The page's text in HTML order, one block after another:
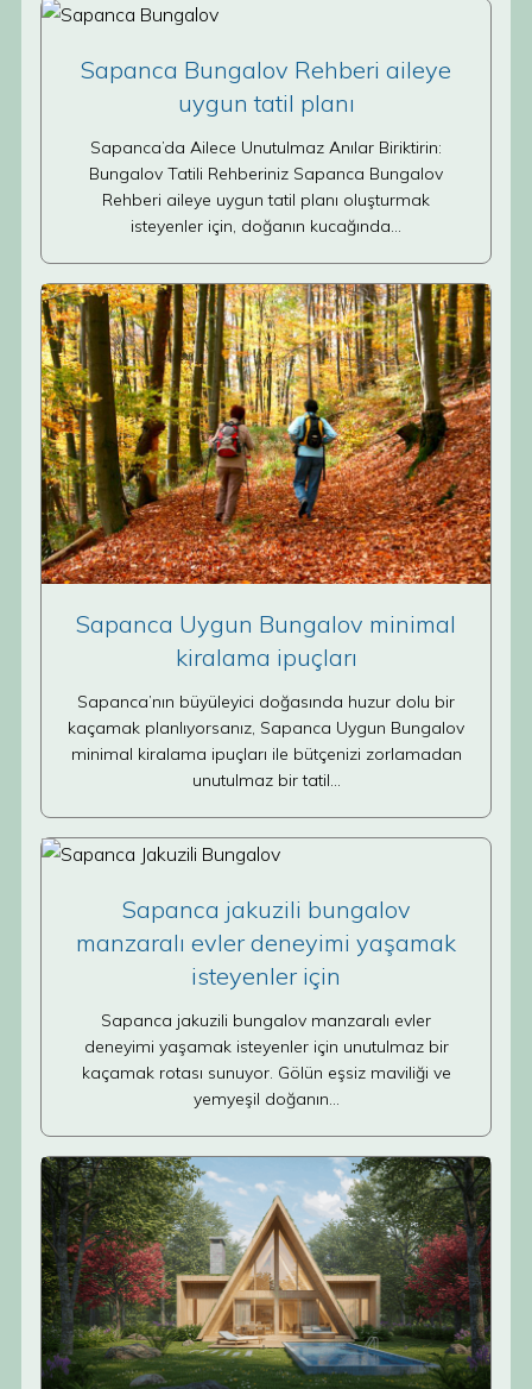
Sapanca Bungalov Rehberi aileye
uygun tatil planı
Sapanca’da Ailece Unutulmaz Anılar Biriktirin:
Bungalov Tatili Rehberiniz Sapanca Bungalov
Rehberi aileye uygun tatil planı oluşturmak
isteyenler için, doğanın kucağında…
Sapanca Uygun Bungalov minimal
kiralama ipuçları
Sapanca’nın büyüleyici doğasında huzur dolu bir
kaçamak planlıyorsanız, Sapanca Uygun Bungalov
minimal kiralama ipuçları ile bütçenizi zorlamadan
unutulmaz bir tatil…
Sapanca jakuzili bungalov
manzaralı evler deneyimi yaşamak
isteyenler için
Sapanca jakuzili bungalov manzaralı evler
deneyimi yaşamak isteyenler için unutulmaz bir
kaçamak rotası sunuyor. Gölün eşsiz maviliği ve
yemyeşil doğanın…